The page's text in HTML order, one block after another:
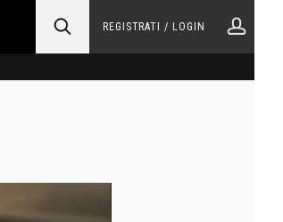
REGISTRATI / LOGIN